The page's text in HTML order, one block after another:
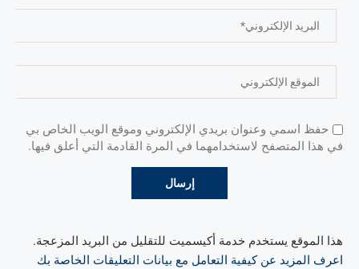
حفظ اسمي وعنوان بريدي الإلكتروني وموقع الويب الخاص بي
في هذا المتصفح لاستخدامهما في المرة القادمة التي أعلق فيها.
هذا الموقع يستخدم خدمة أكيسميت للتقليل من البريد المزعجة.
اعرف المزيد عن كيفية التعامل مع بيانات التعليقات الخاصة بك